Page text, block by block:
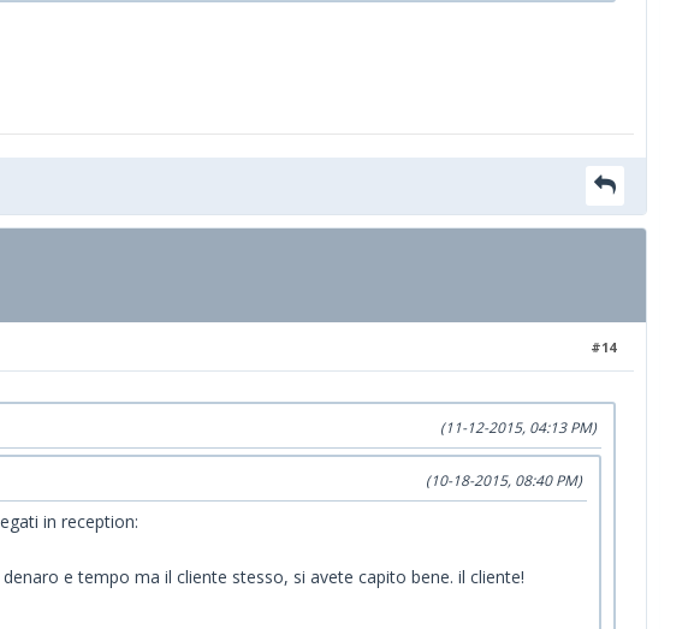
#14
(11-12-2015, 04:13 PM)
(10-18-2015, 08:40 PM)
in reception:
e tempo ma il cliente stesso, si avete capito bene. il cliente!